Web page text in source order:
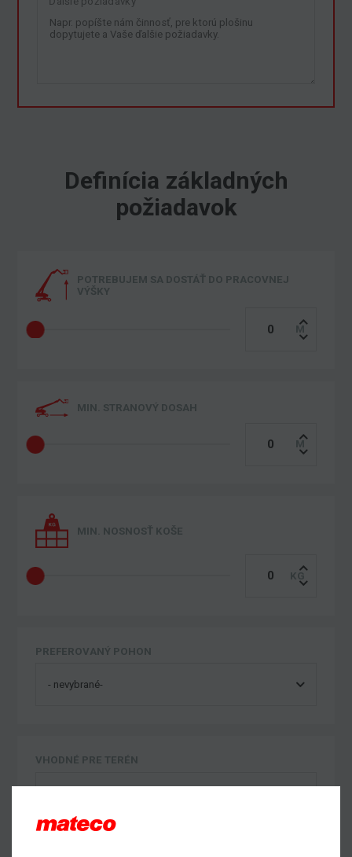
Definícia základných
požiadavok
POTREBUJEM SA DOSTÁŤ DO PRACOVNEJ
VÝŠKY
MIN. STRANOVÝ DOSAH
MIN. NOSNOSŤ KOŠE
PREFEROVANÝ POHON
VHODNÉ PRE TERÉN